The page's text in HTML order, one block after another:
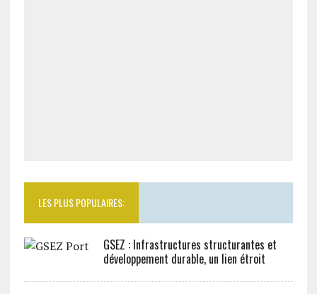
LES PLUS POPULAIRES:
GSEZ : Infrastructures structurantes et
développement durable, un lien étroit